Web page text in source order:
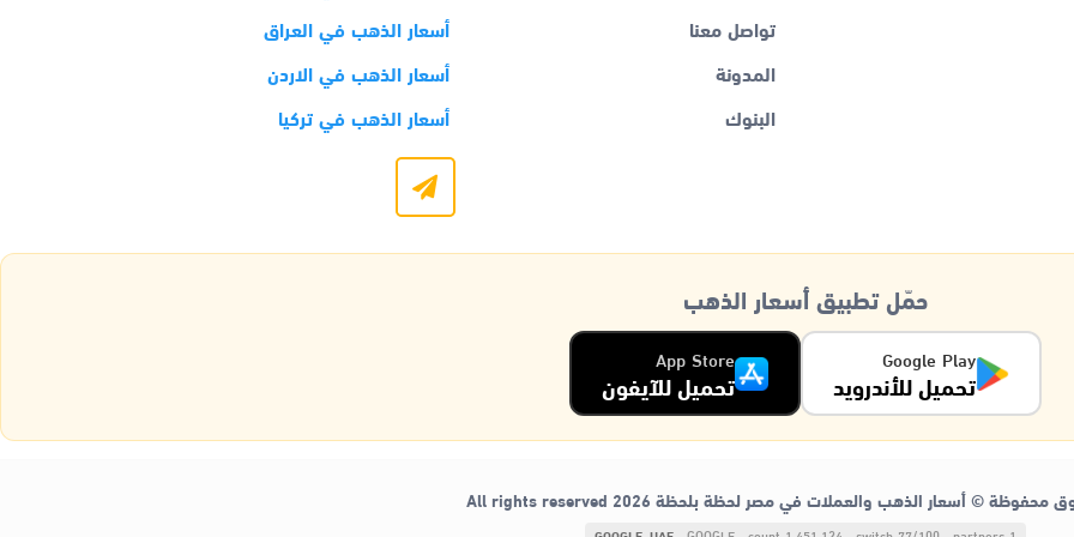
تواصل معنا
المدونة
البنوك
أسعار الذهب في العراق
أسعار الذهب في الاردن
أسعار الذهب في تركيا
حمّل تطبيق أسعار الذهب
Google Play
تحميل للأندرويد
App Store
تحميل للآيفون
محفوظة © أسعار الذهب والعملات في مصر لحظة بلحظة 2026 All rights reserved